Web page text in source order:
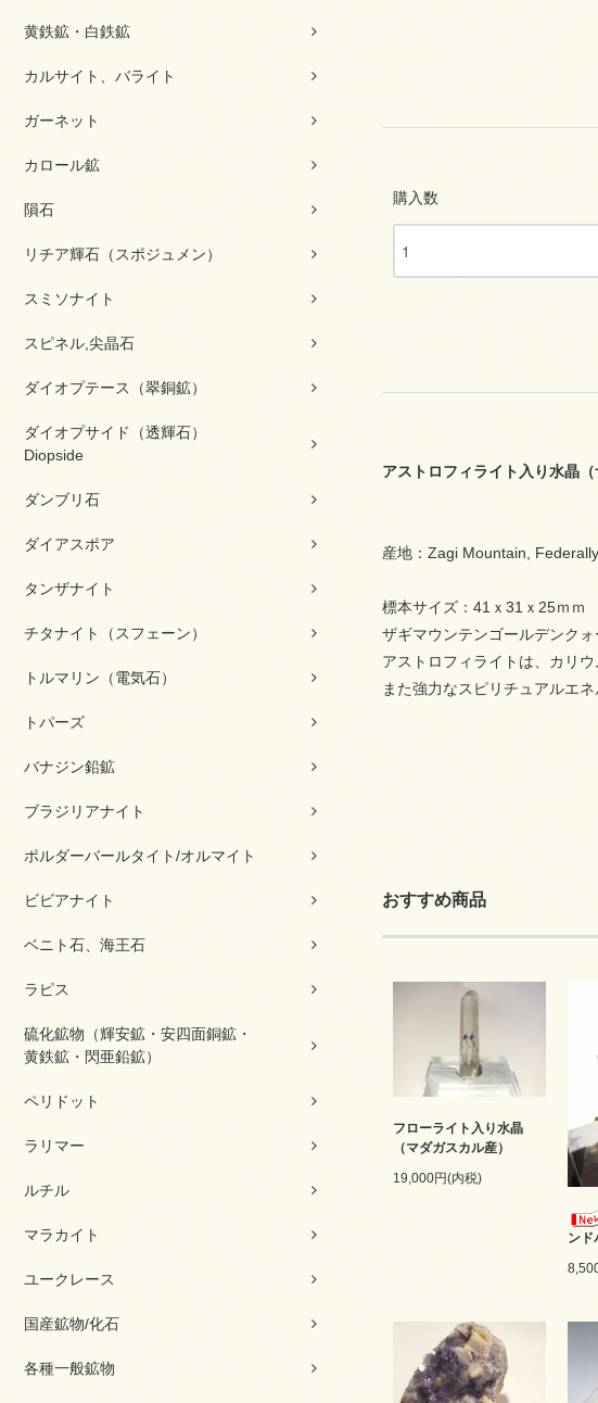
黄鉄鉱・白鉄鉱
カルサイト、バライト
ガーネット
カロール鉱
隕石
リチア輝石（スポジュメン）
スミソナイト
スピネル,尖晶石
ダイオプテース（翠銅鉱）
ダイオプサイド（透輝石）
Diopside
ダンブリ石
ダイアスポア
タンザナイト
チタナイト（スフェーン）
トルマリン（電気石）
トパーズ
バナジン鉛鉱
ブラジリアナイト
ポルダーバールタイト/オルマイト
ビビアナイト
ベニト石、海王石
ラピス
硫化鉱物（輝安鉱・安四面銅鉱・
黄鉄鉱・閃亜鉛鉱）
ペリドット
ラリマー
ルチル
マラカイト
ユークレース
国産鉱物/化石
各種一般鉱物
購入数
アストロフィライト入り水晶（
産地：Zagi Mountain,
標本サイズ：41ｘ31ｘ25ｍｍ
ザギマウンテンゴールデンクォ
アストロフィライトは、カリ
また強力なスピリチュアルエ
おすすめ商品
フローライト入り水晶
（マダガスカル産）
19,000円(内税)
ンド